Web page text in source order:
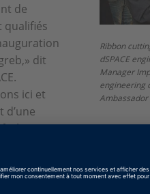
Ribbon
dSPACE
Manager
engineering
de
qualifiés
dit
ici et
à venir. »